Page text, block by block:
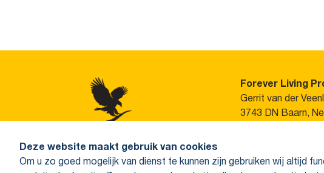
Deze website maakt gebruik van cookies
Om u zo goed mogelijk van dienst te kunnen zijn gebruiken wij altijd
Forever Living
Gerrit van der
3743 DN Baarn,
contactpersoon.